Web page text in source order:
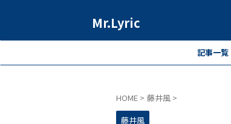
Mr.Lyric
記事一覧
HOME > 藤井風 >
藤井風